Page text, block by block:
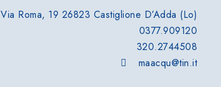
Via Roma, 19 26823 Castiglione D’Adda (Lo)
0377.909120
320.2744508
maacqu@tin.it